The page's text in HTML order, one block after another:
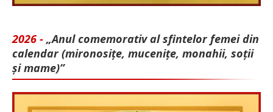
2026 - „Anul comemorativ al sfintelor femei din
calendar (mironosițe, mu­cenițe, monahii, soții
și mame)”